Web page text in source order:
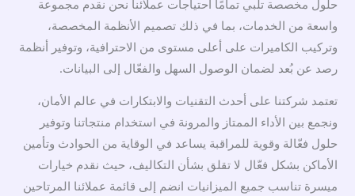
حلول مخصصة تلبي تمامًا احتياجات عملائنا نحن نقدم مجموعة
واسعة من الخدمات، بما في ذلك تصميم الأنظمة المخصصة،
وتركيب الكاميرات على أعلى مستوى من الاحترافية، وتوفير أنظمة
رصد عن بُعد لضمان الوصول السهل والفعّال إلى البيانات.
تعتمد شركتنا على أحدث التقنيات والابتكارات في عالم الأمان،
ونجمع بين الأداء الممتاز والمرونة في استخدام منتجاتنا وتوفير
حلول فعّالة وقوية للمراقبة يساعد في الوقاية من الحوادث وتأمين
الأماكن بشكل فعّال لا تقلق بشأن التكاليف، حيث نقدم خيارات
ميسرة تناسب جميع الميزانيات انضم إلى قائمة عملائنا المرتاحين